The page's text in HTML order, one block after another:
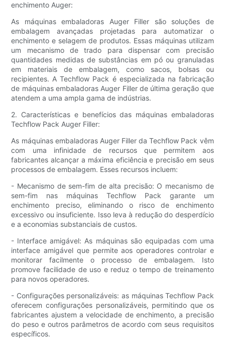
enchimento Auger:
As máquinas embaladoras Auger Filler são soluções de
embalagem avançadas projetadas para automatizar o
enchimento e selagem de produtos. Essas máquinas utilizam
um mecanismo de trado para dispensar com precisão
quantidades medidas de substâncias em pó ou granuladas
em materiais de embalagem, como sacos, bolsas ou
recipientes. A Techflow Pack é especializada na fabricação
de máquinas embaladoras Auger Filler de última geração que
atendem a uma ampla gama de indústrias.
2. Características e benefícios das máquinas embaladoras
Techflow Pack Auger Filler:
As máquinas embaladoras Auger Filler da Techflow Pack vêm
com uma infinidade de recursos que permitem aos
fabricantes alcançar a máxima eficiência e precisão em seus
processos de embalagem. Esses recursos incluem:
- Mecanismo de sem-fim de alta precisão: O mecanismo de
sem-fim nas máquinas Techflow Pack garante um
enchimento preciso, eliminando o risco de enchimento
excessivo ou insuficiente. Isso leva à redução do desperdício
e a economias substanciais de custos.
- Interface amigável: As máquinas são equipadas com uma
interface amigável que permite aos operadores controlar e
monitorar facilmente o processo de embalagem. Isto
promove facilidade de uso e reduz o tempo de treinamento
para novos operadores.
- Configurações personalizáveis: as máquinas Techflow Pack
oferecem configurações personalizáveis, permitindo que os
fabricantes ajustem a velocidade de enchimento, a precisão
do peso e outros parâmetros de acordo com seus requisitos
específicos.